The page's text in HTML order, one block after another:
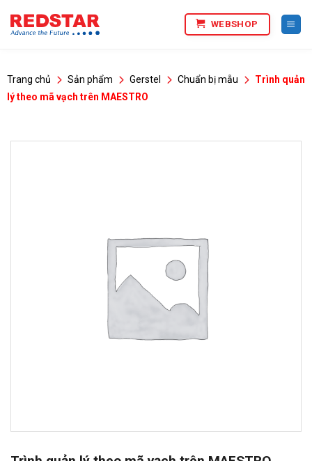
qua
WEBSHOP
Trang chủ Sản phẩm Gerstel Chuẩn bị mẫu
Trình quản
lý theo mã vạch trên MAESTRO